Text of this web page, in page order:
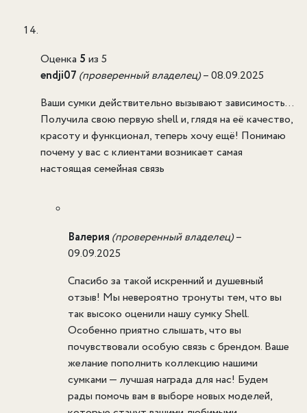
Оценка 5 из 5
endji07 (проверенный владелец)–08.09.2025
Ваши сумки действительно вызывают зависимость…
Получила свою первую shell и, глядя на её качество,
красоту и функционал, теперь хочу ещё! Понимаю
почему у вас с клиентами возникает самая
настоящая семейная связь
Валерия (проверенный владелец)–
09.09.2025
Спасибо за такой искренний и душевный
отзыв! Мы невероятно тронуты тем, что вы
так высоко оценили нашу сумку Shell.
Особенно приятно слышать, что вы
почувствовали особую связь с брендом. Ваше
желание пополнить коллекцию нашими
сумками — лучшая награда для нас! Будем
рады помочь вам в выборе новых моделей,